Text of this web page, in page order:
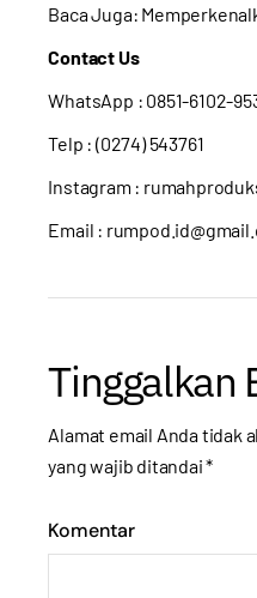
Baca Juga:
Contact Us
WhatsApp : 0851-6102-
Telp : (0274) 543761
Instagram :
Email :
Tinggalkan
Alamat email Anda tidak
yang wajib ditandai*
Komentar